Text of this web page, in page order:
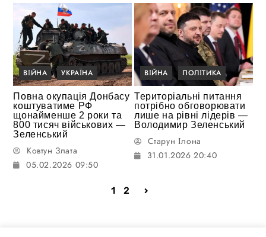
ВІЙНА УКРАЇНА
Повна окупація Донбасу
коштуватиме РФ
щонайменше 2 роки та
800 тисяч військових —
Зеленський
Ковтун Злата
05.02.2026 09:50
ВІЙНА ПОЛІТИКА
Територіальні питання
потрібно обговорювати
лише на рівні лідерів —
Володимир Зеленський
Старун Ілона
31.01.2026 20:40
1 2